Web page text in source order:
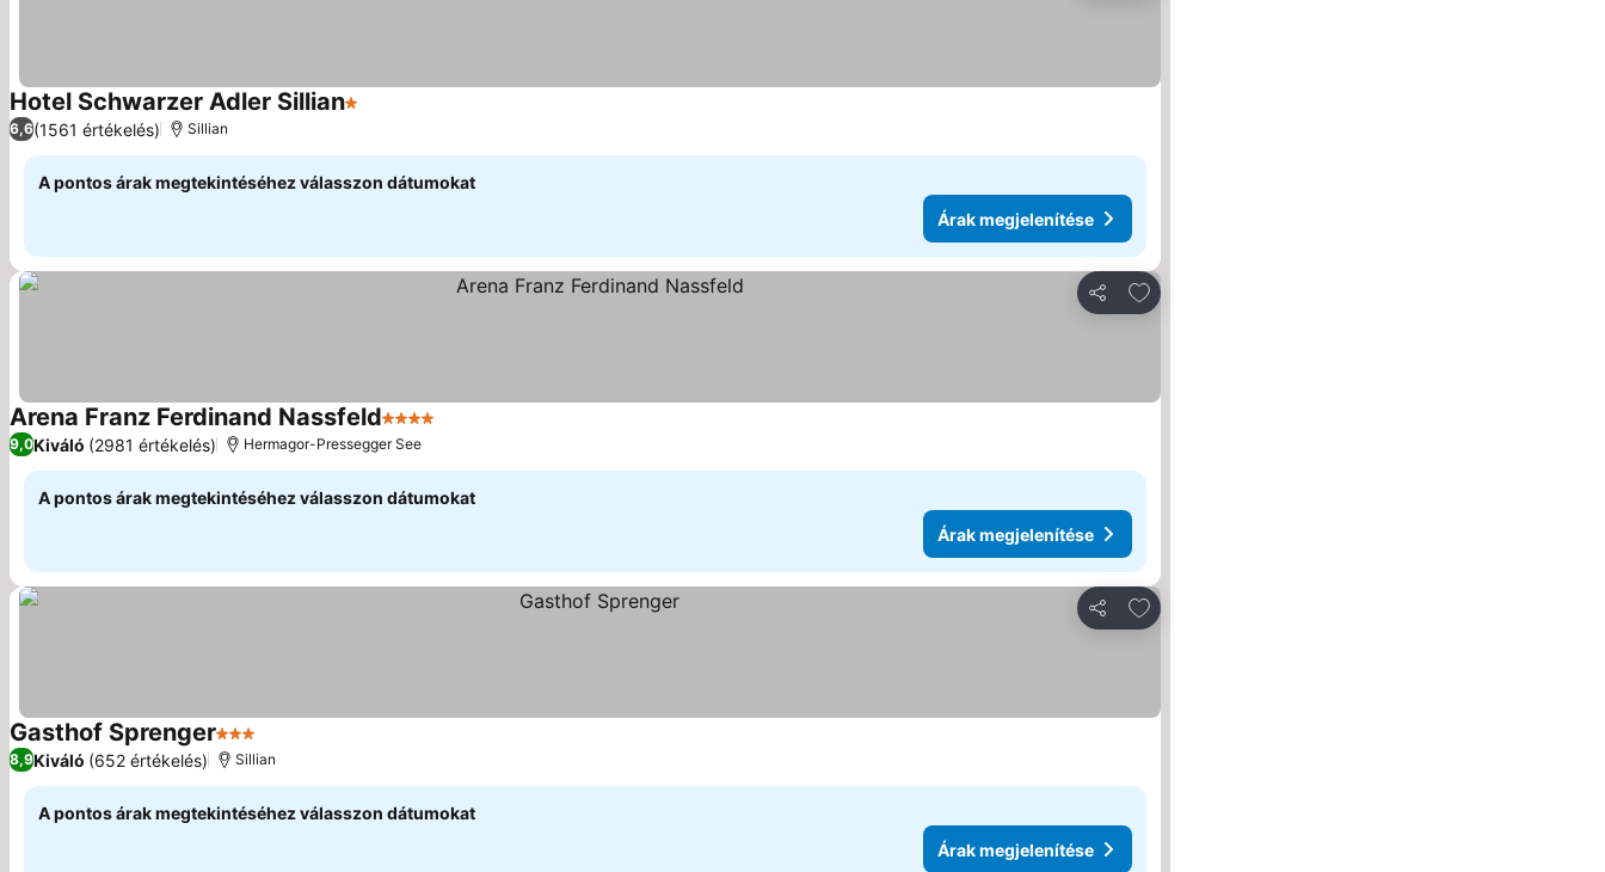
Hotel Schwarzer Adler Sillian1 Kategória
6,6(1561 értékelés) Sillian
A pontos árak megtekintéséhez válasszon dátumokat
Árak megjelenítése
Megosztás
Hozzáadás a kedvencekhez
Arena Franz Ferdinand Nassfeld4 Kategória
9,0Kiváló (2981 értékelés) Hermagor-Pressegger See
A pontos árak megtekintéséhez válasszon dátumokat
Árak megjelenítése
Megosztás
Hozzáadás a kedvencekhez
Gasthof Sprenger3 Kategória
8,9Kiváló (652 értékelés) Sillian
A pontos árak megtekintéséhez válasszon dátumokat
Árak megjelenítése